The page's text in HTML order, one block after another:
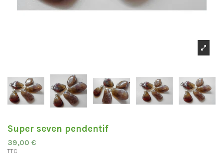
Super seven pendentif
39,00 €
TTC